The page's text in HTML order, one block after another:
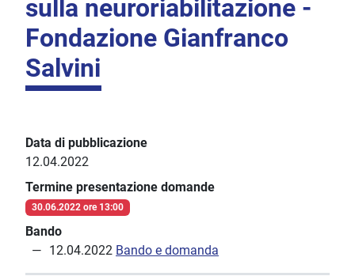
sulla neuroriabilitazione -
Fondazione Gianfranco
Salvini
Data di pubblicazione
12.04.2022
Termine presentazione domande
30.06.2022 ore 13:00
Bando
12.04.2022 Bando e domanda